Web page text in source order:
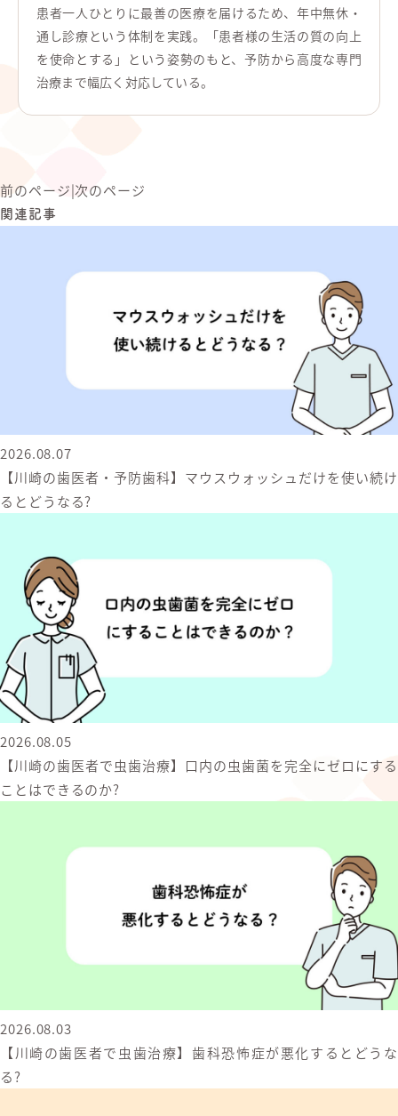
患者一人ひとりに最善の医療を届けるため、年中無休・
通し診療という体制を実践。「患者様の生活の質の向上
を使命とする」という姿勢のもと、予防から高度な専門
治療まで幅広く対応している。
前のページ|次のページ
関連記事
2026.08.07
【川崎の歯医者・予防歯科】マウスウォッシュだけを使い続け
るとどうなる?
2026.08.05
【川崎の歯医者で虫歯治療】口内の虫歯菌を完全にゼロにする
ことはできるのか?
2026.08.03
【川崎の歯医者で虫歯治療】歯科恐怖症が悪化するとどうな
る?